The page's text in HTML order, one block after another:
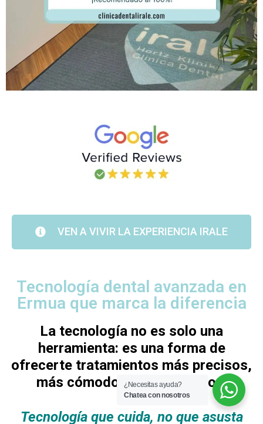
VEN A VIVIR LA EXPERIENCIA IRALE
Tecnología dental avanzada en
Ermua que marca la diferencia
La tecnología no es solo una
herramienta: es una forma de
ofrecerte tratamientos más precisos,
más cómodos y más seguros.
Tecnología que cuida, no que asusta
¿Necesitas ayuda?
Chatea con nosotros